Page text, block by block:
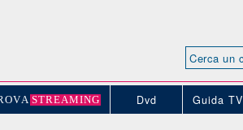
A STREAMING Dvd Guida TV